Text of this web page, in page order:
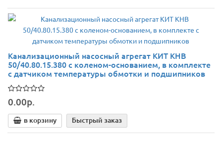
Канализационный насосный агрегат КИТ КНВ
50/40.80.15.380 с коленом-основанием, в комплекте
с датчиком температуры обмотки и подшипников
0.00р.
в корзину Быстрый заказ